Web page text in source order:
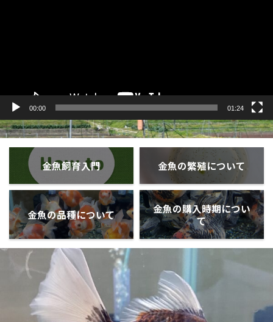
00:00 01:24
金魚飼育入門 金魚の繁殖について
金魚の品種について
金魚の購入時期につい
て